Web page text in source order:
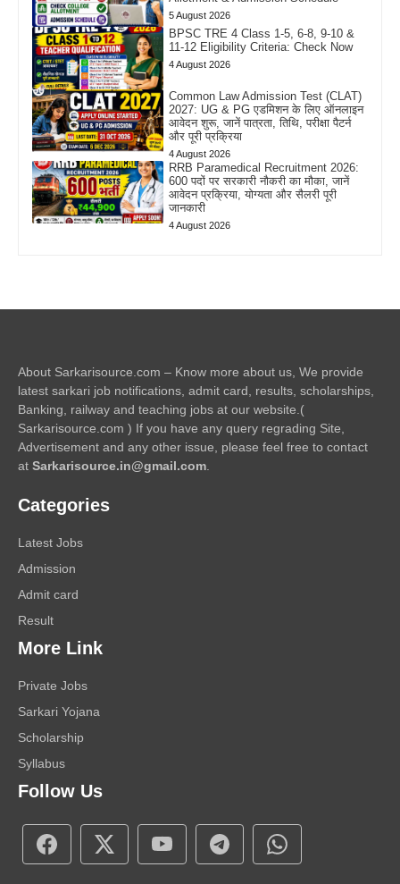
5 August 2026
BPSC TRE 4 Class 1-5, 6-8, 9-10 &
11-12 Eligibility Criteria: Check Now
4 August 2026
Common Law Admission Test (CLAT)
2027: UG & PG एडमिशन के लिए ऑनलाइन
आवेदन शुरू, जानें पात्रता, तिथि, परीक्षा पैटर्न
और पूरी प्रक्रिया
4 August 2026
RRB Paramedical Recruitment 2026:
600 पदों पर सरकारी नौकरी का मौका, जानें
आवेदन प्रक्रिया, योग्यता और सैलरी पूरी
जानकारी
4 August 2026
About Sarkarisource.com – Know more about us, We provide
latest sarkari job notifications, admit card, results, scholarships,
Banking, railway and teaching jobs at our website.(
Sarkarisource.com ) If you have any query regrading Site,
Advertisement and any other issue, please feel free to contact
at Sarkarisource.in@gmail.com
Categories
Latest Jobs
Admission
Admit card
Result
More Link
Private Jobs
Sarkari Yojana
Scholarship
Syllabus
Follow Us